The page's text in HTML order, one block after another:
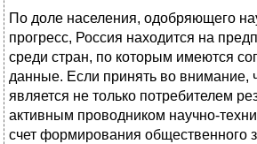
По доле населения, одобряющего
прогресс, Россия находится на
среди стран, по которым имеются
данные. Если принять во внимание,
является не только потребителем
активным проводником научно-
счет формирования общественного